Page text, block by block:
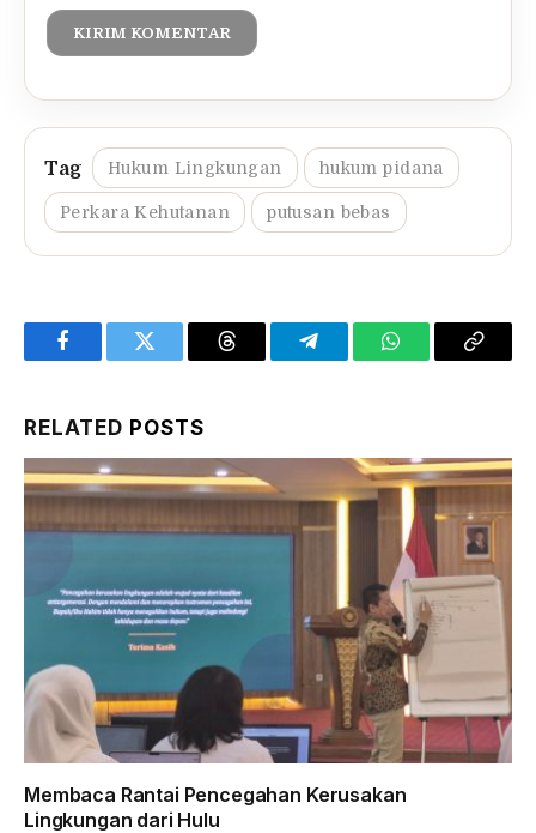
Hukum Lingkungan hukum pidana
Perkara Kehutanan putusan bebas
FacebookTwitter Threads TelegramWhatsAppCopy
RELATED POSTS
Membaca Rantai Pencegahan Kerusakan
Lingkungan dari Hulu